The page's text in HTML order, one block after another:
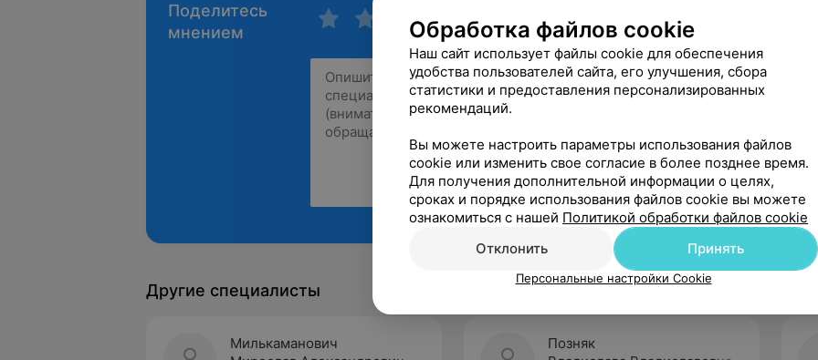
Поделитесь
мнением
Рекомендую
Другие специалисты
Милькаманович
Позняк
Обработка файлов cookie
Наш сайт использует файлы cookie для обеспечения
удобства пользователей сайта, его улучшения, сбора
статистики и предоставления персонализированных
рекомендаций.
Вы можете настроить параметры использования файлов
cookie или изменить свое согласие в более позднее время.
Для получения дополнительной информации о целях,
сроках и порядке использования файлов cookie вы можете
ознакомиться с нашей Политикой обработки файлов cookie
Отклонить
Принять
Персональные настройки Cookie